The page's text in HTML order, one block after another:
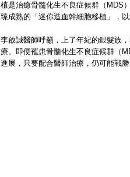
植是治癒骨髓化生不良症候群（MDS
臻成熟的「迷你造血幹細胞移植」，
李啟誠醫師呼籲，上了年紀的銀髮族
療。即便罹患骨髓化生不良症候群（
進展，只要配合醫師治療，仍可能戰